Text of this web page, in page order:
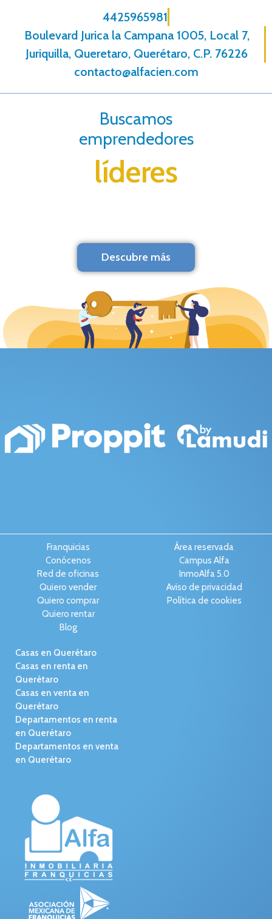
4425965981
Boulevard Jurica la Campana 1005, Local 7,
Juriquilla, Queretaro, Querétaro, C.P. 76226
contacto@alfacien.com
Buscamos
emprendedores
líderes
Descubre más
Franquicias
Conócenos
Red de oficinas
Quiero vender
Quiero comprar
Quiero rentar
Blog
Área reservada
Campus Alfa
InmoAlfa 5.0
Aviso de privacidad
Política de cookies
Casas en Querétaro
Casas en renta en
Querétaro
Casas en venta en
Querétaro
Departamentos en renta
en Querétaro
Departamentos en venta
en Querétaro